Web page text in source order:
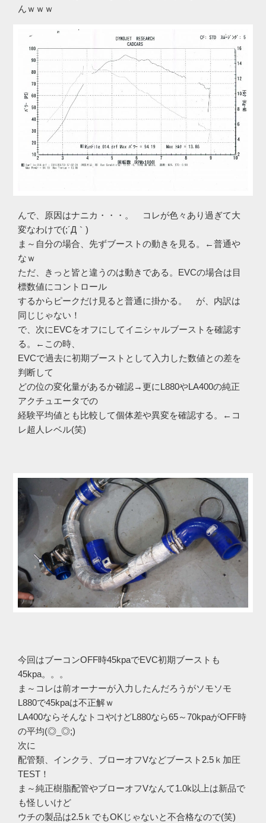
んｗｗｗ
んで、原因はナニカ・・・。 コレが色々あり過ぎて大
変なわけで(;´Д｀)
ま～自分の場合、先ずブーストの動きを見る。←普通や
なｗ
ただ、きっと皆と違うのは動きである。EVCの場合は目
標数値にコントロール
するからピークだけ見ると普通に掛かる。 が、内訳は
同じじゃない！
で、次にEVCをオフにしてイニシャルブーストを確認す
る。←この時、
EVCで過去に初期ブーストとして入力した数値との差を
判断して
どの位の変化量があるか確認→更にL880やLA400の純正
アクチュエータでの
経験平均値とも比較して個体差や異変を確認する。←コ
レ超人レベル(笑)
今回はブーコンOFF時45kpaでEVC初期ブーストも
45kpa。。。
ま～コレは前オーナーが入力したんだろうがソモソモ
L880で45kpaは不正解ｗ
LA400ならそんなトコやけどL880なら65～70kpaがOFF時
の平均(◎_◎;)
次に
配管類、インクラ、ブローオフVなどブースト2.5ｋ加圧
TEST！
ま～純正樹脂配管やブローオフVなんて1.0k以上は新品で
も怪しいけど
ウチの製品は2.5ｋでもOKじゃないと不合格なので(笑)